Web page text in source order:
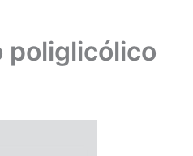
poliglicólico